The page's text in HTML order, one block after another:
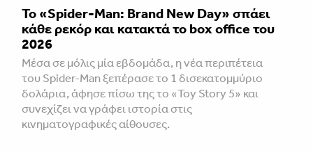
Το «Spider-Man: Brand New Day» σπάει
κάθε ρεκόρ και κατακτά το box office του
2026
Μέσα σε μόλις μία εβδομάδα, η νέα περιπέτεια
του Spider-Man ξεπέρασε το 1 δισεκατομμύριο
δολάρια, άφησε πίσω της το «Toy Story 5» και
συνεχίζει να γράφει ιστορία στις
κινηματογραφικές αίθουσες.